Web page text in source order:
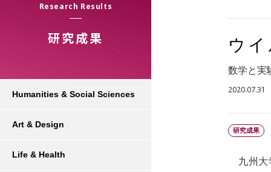
Research Results
研究成果 ウ
数学と実
2020.07.31
研究成果
九州大
Humanities & Social Sciences
Art & Design
Life & Health